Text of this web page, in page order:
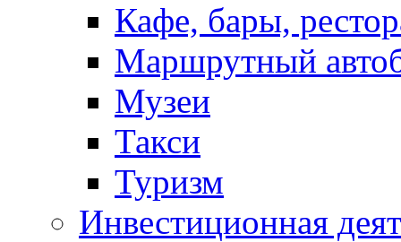
Кафе, бары,
Маршрутный
Музеи
Такси
Туризм
Инвестиционная